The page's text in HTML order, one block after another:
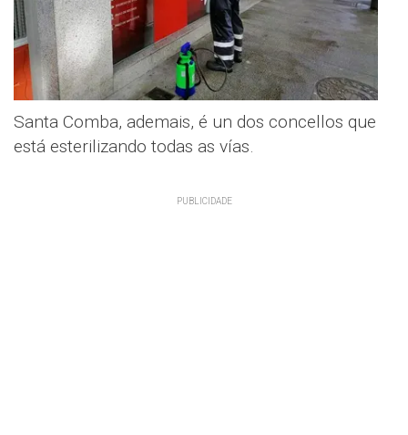
Santa Comba, ademais, é un dos concellos que
está esterilizando todas as vías.